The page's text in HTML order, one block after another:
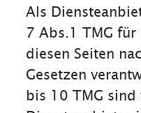
Als
7 Abs.1 TMG
diesen Seiten
Gesetzen
bis 10 TMG sind